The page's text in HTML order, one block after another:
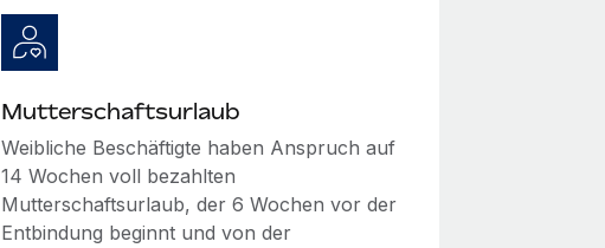
Mutterschaftsurlaub
Weibliche Beschäftigte haben Anspruch auf
14 Wochen voll bezahlten
Mutterschaftsurlaub, der 6 Wochen vor der
Entbindung beginnt und von der